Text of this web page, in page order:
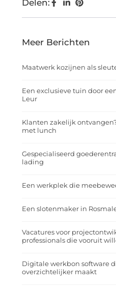
Delen:
Meer Berichten
Maatwerk kozijnen als
Een exclusieve tuin door
Leur
Klanten zakelijk
met lunch
Gespecialiseerd
lading
Een werkplek die
Een slotenmaker in
Vacatures voor
professionals die vooruit
Digitale werkbon software
overzichtelijker maakt